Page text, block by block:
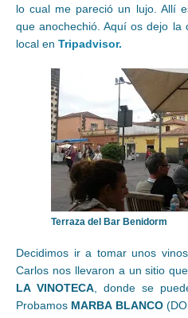
lo cual me pareció un lujo. Allí
que anochechió. Aquí os dejo la
local en Tripadvisor.
Terraza del Bar Benidorm
Decidimos ir a tomar unos
Carlos nos llevaron a un sitio
LA VINOTECA , donde se
Probamos MARBA BLANCO